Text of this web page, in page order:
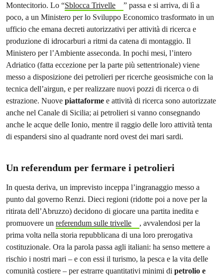
Montecitorio. Lo “Sblocca Trivelle
” passa e si arriva, di lì a
poco, a un Ministero per lo Sviluppo Economico trasformato in un
ufficio che emana decreti autorizzativi per attività di ricerca e
produzione di idrocarburi a ritmi da catena di montaggio. Il
Ministero per l’Ambiente asseconda. In pochi mesi, l’intero
Adriatico (fatta eccezione per la parte più settentrionale) viene
messo a disposizione dei petrolieri per ricerche geosismiche con la
tecnica dell’airgun, e per realizzare nuovi pozzi di ricerca o di
estrazione. Nuove piattaforme e attività di ricerca sono autorizzate
anche nel Canale di Sicilia; ai petrolieri si vanno consegnando
anche le acque delle Ionio, mentre il raggio delle loro attività tenta
di espandersi sino al quadrante nord ovest dei mari sardi.
Un referendum per fermare i petrolieri
In questa deriva, un imprevisto inceppa l’ingranaggio messo a
punto dal governo Renzi. Dieci regioni (ridotte poi a nove per la
ritirata dell’Abruzzo) decidono di giocare una partita inedita e
promuovere un referendum sulle trivelle
, avvalendosi per la
prima volta nella storia repubblicana di una loro prerogativa
costituzionale. Ora la parola passa agli italiani: ha senso mettere a
rischio i nostri mari – e con essi il turismo, la pesca e la vita delle
comunità costiere – per estrarre quantitativi minimi di petrolio e